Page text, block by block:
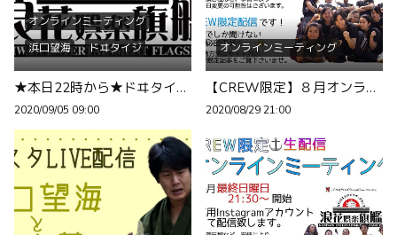
オンラインミーティング
浜口望海
ドヰタイジ
★本日22時から★ドヰタイジ・浜口望海が生配信します
2020/09/05 09:00
オンラインミーティング
【CREW限定】８月オンラインミーティングのお知らせ
2020/08/29 21:00